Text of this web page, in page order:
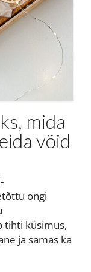
mida
võid
ongi
tihti küsimus,
ja samas ka